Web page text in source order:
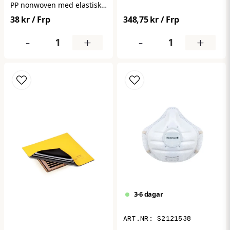
PP nonwoven med elastisk
passform. Säkerställer god
hygien genom att hålla
håret på plats i känsliga
miljöer. Perfekt för
förpackning om 100 st.
38 kr/ Frp
- +
bättre andningskomfort vid
längre användning.
348,75 kr/ Frp
- +
3-6 dagar
S2121538